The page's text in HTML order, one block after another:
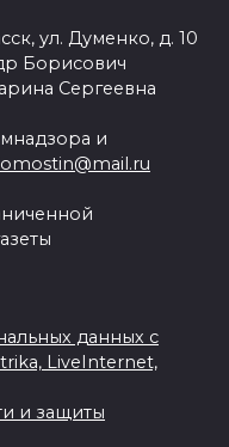
ул. Думенко, д. 10
Борисович
Сергеевна
и
данных с
LiveInternet,
и защиты